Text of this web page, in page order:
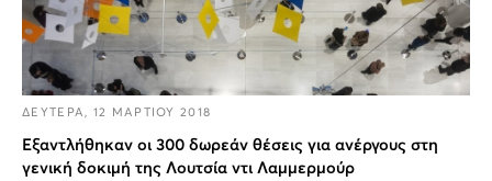
ΔΕΥΤΕΡΑ, 12 ΜΑΡΤΙΟΥ 2018
Εξαντλήθηκαν οι 300 δωρεάν θέσεις για ανέργους στη
γενική δοκιμή της Λουτσία ντι Λαμμερμούρ